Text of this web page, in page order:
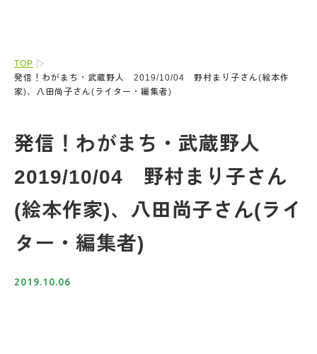
TOP
発信！わがまち・武蔵野人 2019/10/04 野村まり子さん(絵本作
家)、八田尚子さん(ライター・編集者)
発信！わがまち・武蔵野人
2019/10/04 野村まり子さん
(絵本作家)、八田尚子さん(ライ
ター・編集者)
2019.10.06